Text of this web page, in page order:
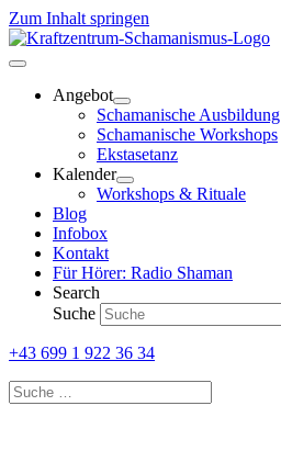
Zum Inhalt springen
Angebot
Schamanische Ausbildung
Schamanische Workshops
Ekstasetanz
Kalender
Workshops & Rituale
Blog
Infobox
Kontakt
Für Hörer: Radio Shaman
Search
Suche
+43 699 1 922 36 34